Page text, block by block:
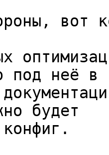
вот
под неё в
будет